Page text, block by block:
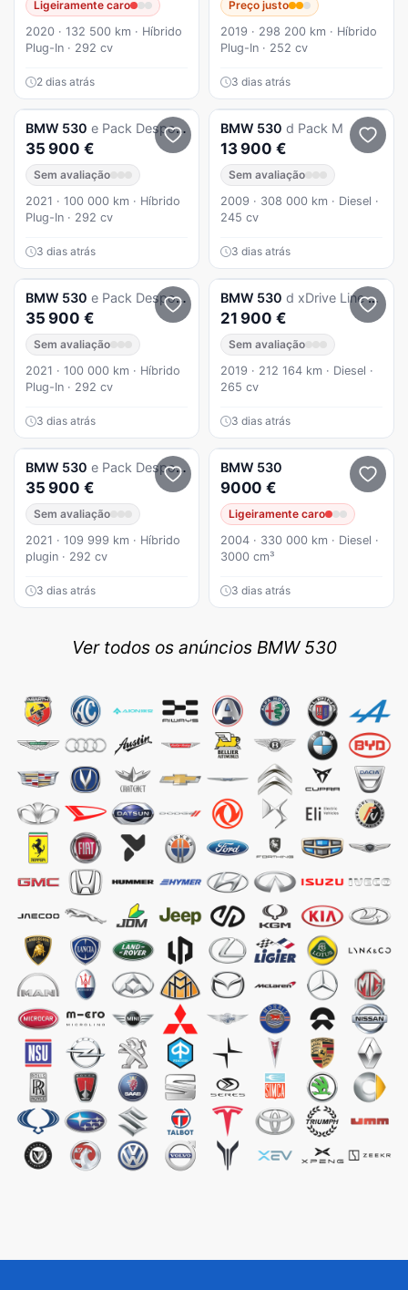
Ligeiramente caro
2020 · 132 500 km · Híbrido
Plug-In · 292 cv
2 dias atrás
Preço justo
2019 · 298 200 km · Híbrido
Plug-In · 252 cv
3 dias atrás
BMW 530 e Pack Desportivo M
35 900 €
Sem avaliação
2021 · 100 000 km · Híbrido
Plug-In · 292 cv
3 dias atrás
BMW 530 d Pack M
13 900 €
Sem avaliação
2009 · 308 000 km · Diesel ·
245 cv
3 dias atrás
BMW 530 e Pack Desportivo M
35 900 €
Sem avaliação
2021 · 100 000 km · Híbrido
Plug-In · 292 cv
3 dias atrás
BMW 530 d xDrive Line Luxury Auto
21 900 €
Sem avaliação
2019 · 212 164 km · Diesel ·
265 cv
3 dias atrás
BMW 530 e Pack Desportivo M
35 900 €
Sem avaliação
2021 · 109 999 km · Híbrido
plugin · 292 cv
3 dias atrás
BMW 530
9000 €
Ligeiramente caro
2004 · 330 000 km · Diesel ·
3000 cm³
3 dias atrás
Ver todos os anúncios BMW 530